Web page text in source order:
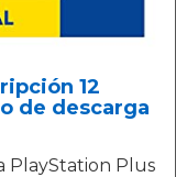
12
de descarga
PlayStation Plus